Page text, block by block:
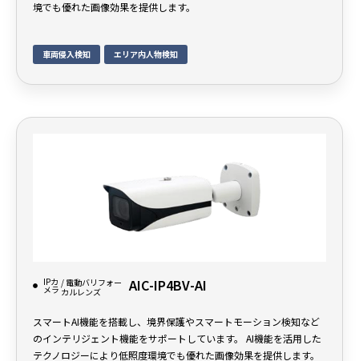
境でも優れた画像効果を提供します。
車両侵入検知 エリア内人物検知
IPカ
メラ
/ 電動バリフォー
カルレンズ
AIC-IP4BV-AI
スマートAI機能を搭載し、境界保護やスマートモーション検知など
のインテリジェント機能をサポートしています。 AI機能を活用した
テクノロジーにより低照度環境でも優れた画像効果を提供します。